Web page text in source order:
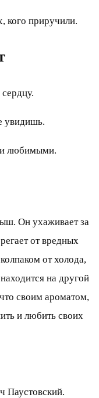
кого приручили.
увидишь.
любимыми.
Он ухаживает за
от вредных
от холода,
на другой
своим ароматом,
и любить своих
Паустовский.